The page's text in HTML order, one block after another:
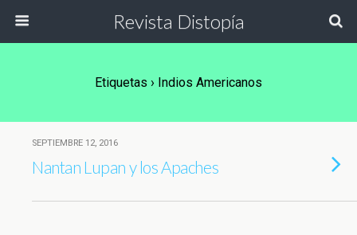
Revista Distopía
Etiquetas › Indios Americanos
SEPTIEMBRE 12, 2016
Nantan Lupan y los Apaches